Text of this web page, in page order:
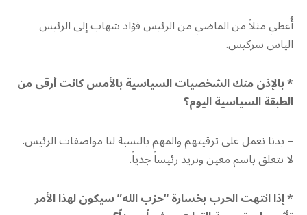
أُعطي مثلاً من الماضي من الرئيس فؤاد شهاب إلى الرئيس
الياس سركيس.
* بالإذن منك الشخصيات السياسية بالأمس كانت أرقى من
الطبقة السياسية اليوم؟
– بدنا نعمل على ترقيتهم والمهم بالنسبة لنا مواصفات الرئيس.
لا نتعلق باسم معين ونريد رئيساً جدياً.
*إذا انتهت الحرب بخسارة “حزب الله” سيكون لهذا الأمر